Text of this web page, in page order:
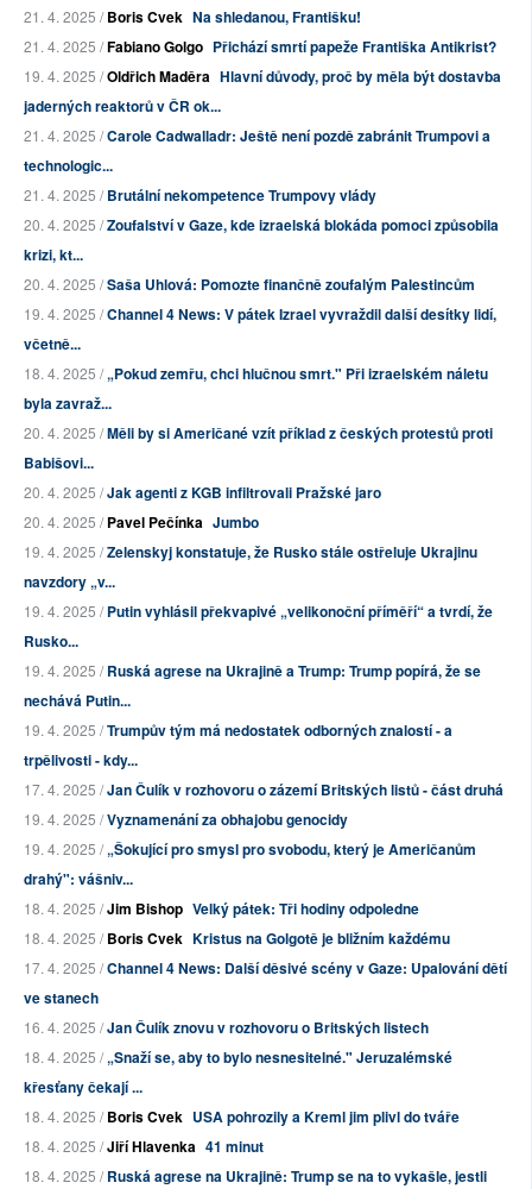
21. 4. 2025 /Boris Cvek Na shledanou, Františku!
21. 4. 2025 /Fabiano Golgo Přichází smrtí papeže Františka Antikrist?
19. 4. 2025 /Oldřich Maděra Hlavní důvody, proč by měla být dostavba
jaderných reaktorů v ČR ok...
21. 4. 2025 /Carole Cadwalladr: Ještě není pozdě zabránit Trumpovi a
technologic...
21. 4. 2025 /Brutální nekompetence Trumpovy vlády
20. 4. 2025 /Zoufalství v Gaze, kde izraelská blokáda pomoci způsobila
krizi, kt...
20. 4. 2025 /Saša Uhlová: Pomozte finančně zoufalým Palestincům
19. 4. 2025 /Channel 4 News: V pátek Izrael vyvraždil další desítky lidí,
včetně...
18. 4. 2025 /„Pokud zemřu, chci hlučnou smrt." Při izraelském náletu
byla zavraž...
20. 4. 2025 /Měli by si Američané vzít příklad z českých protestů proti
Babišovi...
20. 4. 2025 /Jak agenti z KGB infiltrovali Pražské jaro
20. 4. 2025 /Pavel Pečínka Jumbo
19. 4. 2025 /Zelenskyj konstatuje, že Rusko stále ostřeluje Ukrajinu
navzdory „v...
19. 4. 2025 /Putin vyhlásil překvapivé „velikonoční příměří“ a tvrdí, že
Rusko...
19. 4. 2025 /Ruská agrese na Ukrajině a Trump: Trump popírá, že se
nechává Putin...
19. 4. 2025 /Trumpův tým má nedostatek odborných znalostí - a
trpělivosti - kdy...
17. 4. 2025 /Jan Čulík v rozhovoru o zázemí Britských listů - část druhá
19. 4. 2025 /Vyznamenání za obhajobu genocidy
19. 4. 2025 /„Šokující pro smysl pro svobodu, který je Američanům
drahý": vášniv...
18. 4. 2025 /Jim Bishop Velký pátek: Tři hodiny odpoledne
18. 4. 2025 /Boris Cvek Kristus na Golgotě je bližním každému
17. 4. 2025 /Channel 4 News: Další děsivé scény v Gaze: Upalování dětí
ve stanech
16. 4. 2025 /Jan Čulík znovu v rozhovoru o Britských listech
18. 4. 2025 /„Snaží se, aby to bylo nesnesitelné." Jeruzalémské
křesťany čekají ...
18. 4. 2025 /Boris Cvek USA pohrozily a Kreml jim plivl do tváře
18. 4. 2025 /Jiří Hlavenka 41 minut
18. 4. 2025 /Ruská agrese na Ukrajině: Trump se na to vykašle, jestli